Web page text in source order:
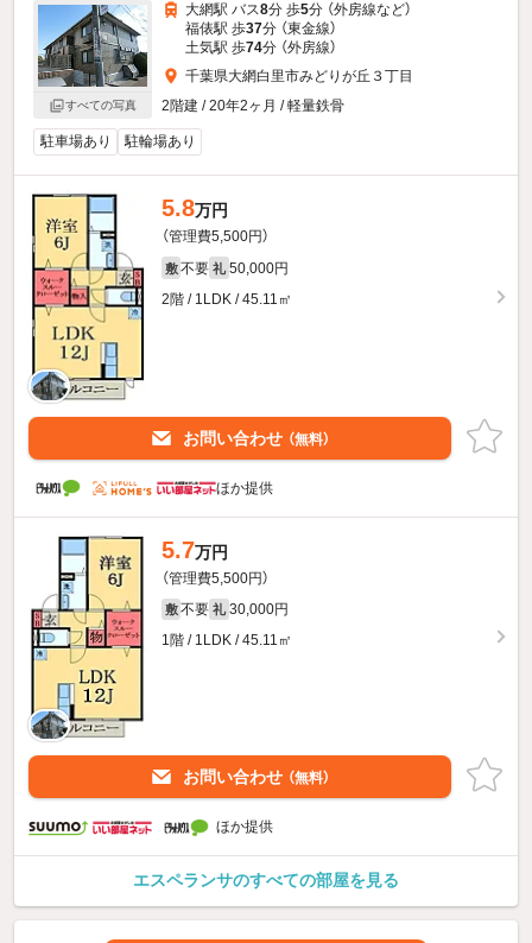
すべての写真
大網駅 バス8分 歩5分 （外房線など）
福俵駅 歩37分 （東金線）
土気駅 歩74分 （外房線）
千葉県大網白里市みどりが丘３丁目
2階建 / 20年2ヶ月 / 軽量鉄骨
駐車場あり 駐輪場あり
5.8万円
（管理費5,500円）
敷 不要 礼 50,000円
2階 / 1LDK / 45.11㎡
お問い合わせ （無料）
ほか提供
5.7万円
（管理費5,500円）
敷 不要 礼 30,000円
1階 / 1LDK / 45.11㎡
お問い合わせ （無料）
ほか提供
エスペランサのすべての部屋を見る